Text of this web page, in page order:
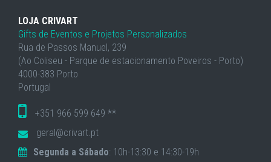
LOJA CRIVART
Gifts de Eventos e Projetos Personalizados
Rua de Passos Manuel, 239
(Ao Coliseu - Parque de estacionamento Poveiros - Porto)
4000-383 Porto
Portugal
+351 966 599 649 **
geral@crivart.pt
Segunda a Sábado: 10h-13:30 e 14:30-19h